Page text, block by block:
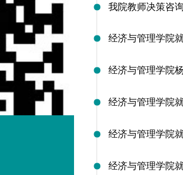
经济与管理学
我院教师决策咨
经济与管理学院
经济与管理学院
经济与管理学院
经济与管理学院
经济与管理学院